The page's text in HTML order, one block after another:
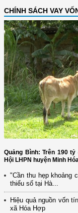
CHÍNH SÁCH VAY
Quảng Bình: Trên 190
Hội LHPN huyện Minh
"Cần thu hẹp khoảng
thiểu số tại Hà...
Hiệu quả nguồn vốn
xã Hóa Hợp